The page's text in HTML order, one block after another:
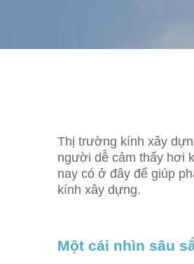
Thị trường kính xây
người dễ cảm thấy hơi
nay có ở đây để giúp
kính xây dựng.
Một cái nhìn sâu